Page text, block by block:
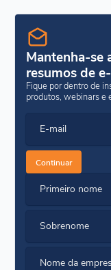
Mantenha-se
resumos de
Fique por dentro de
produtos, webinars e
E-mail
Continuar
Primeiro nome
Sobrenome
Nome da